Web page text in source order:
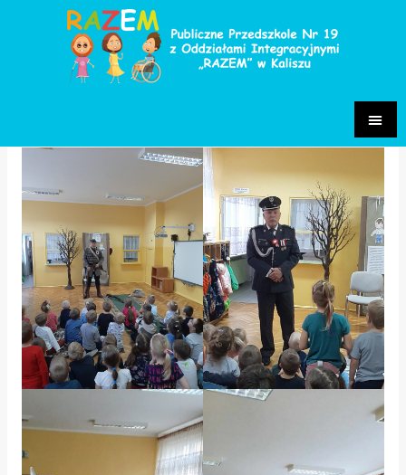
Spotkanie z rekonstruktorem
historycznym